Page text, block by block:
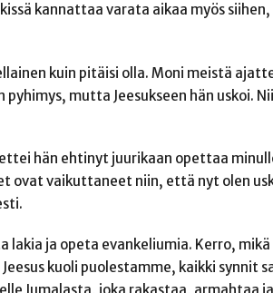
kannattaa varata aikaa myös
kuin pitäisi olla. Moni meistä
mutta Jeesukseen hän uskoi.
hän ehtinyt juurikaan opettaa
ovat vaikuttaneet niin, että nyt olen
ja opeta evankeliumia. Kerro,
kuoli puolestamme, kaikki synnit